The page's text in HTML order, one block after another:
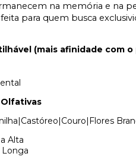
na memória e na
para quem busca
(mais afinidade com
Alta